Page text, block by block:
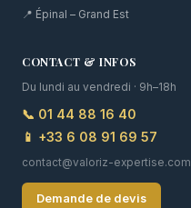
📍 Épinal – Grand Est
CONTACT & INFOS
Du lundi au vendredi · 9h–18h
📞 01 44 88 16 40
📱 +33 6 08 91 69 57
contact@valoriz-expertise.com
Demande de devis